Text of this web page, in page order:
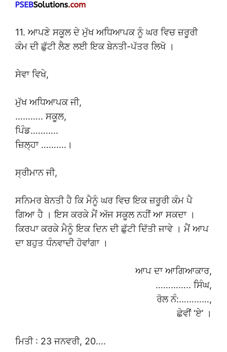
11. ਆਪਣੇ ਸਕੂਲ ਦੇ ਮੁੱਖ ਅਧਿਆਪਕ ਨੂੰ ਘਰ ਵਿਚ ਜ਼ਰੂਰੀ
ਕੰਮ ਦੀ ਛੁੱਟੀ ਲੈਣ ਲਈ ਇਕ ਬੇਨਤੀ-ਪੱਤਰ ਲਿਖੋ ।
ਸੇਵਾ ਵਿਖੇ,
ਮੁੱਖ ਅਧਿਆਪਕ ਜੀ,
……….. ਸਕੂਲ,
ਪਿੰਡ………..
ਜ਼ਿਲ੍ਹਾ ……….।
ਸ੍ਰੀਮਾਨ ਜੀ,
ਸਨਿਮਰ ਬੇਨਤੀ ਹੈ ਕਿ ਮੈਨੂੰ ਘਰ ਵਿਚ ਇਕ ਜ਼ਰੂਰੀ ਕੰਮ ਪੈ
ਗਿਆ ਹੈ । ਇਸ ਕਰਕੇ ਮੈਂ ਅੱਜ ਸਕੂਲ ਨਹੀਂ ਆ ਸਕਦਾ ।
ਕਿਰਪਾ ਕਰਕੇ ਮੈਨੂੰ ਇਕ ਦਿਨ ਦੀ ਛੁੱਟੀ ਦਿੱਤੀ ਜਾਵੇ । ਮੈਂ ਆਪ
ਦਾ ਬਹੁਤ ਧੰਨਵਾਦੀ ਹੋਵਾਂਗਾ ।
ਆਪ ਦਾ ਆਗਿਆਕਾਰ,
………….. ਸਿੰਘ,
ਰੋਲ ਨੰ:…………,
ਛੇਵੀਂ ‘ਏ’ ।
ਮਿਤੀ : 23 ਜਨਵਰੀ, 20….